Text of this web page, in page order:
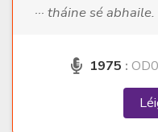
··· tháine sé abhaile.
1975 :